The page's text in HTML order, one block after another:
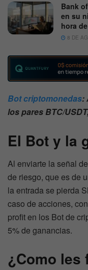
Bank
en su
hora
8 DE
Bot criptomonedas:
los pares BTC/
El Bot y la
Al enviarte la señal
de riesgo, que es de
la entrada se pierda
caso de acciones,
profit en los Bot de
5% de ganancias.
¿Como les